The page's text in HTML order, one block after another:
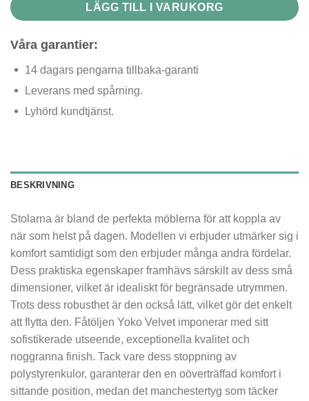
LÄGG TILL I VARUKORG
Våra garantier:
14 dagars pengarna tillbaka-garanti
Leverans med spårning.
Lyhörd kundtjänst.
BESKRIVNING
Stolarna är bland de perfekta möblerna för att koppla av
när som helst på dagen. Modellen vi erbjuder utmärker sig i
komfort samtidigt som den erbjuder många andra fördelar.
Dess praktiska egenskaper framhävs särskilt av dess små
dimensioner, vilket är idealiskt för begränsade utrymmen.
Trots dess robusthet är den också lätt, vilket gör det enkelt
att flytta den. Fåtöljen Yoko Velvet imponerar med sitt
sofistikerade utseende, exceptionella kvalitet och
noggranna finish. Tack vare dess stoppning av
polystyrenkulor, garanterar den en oöverträffad komfort i
sittande position, medan det manchestertyg som täcker